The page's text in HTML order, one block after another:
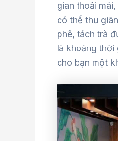
gian thoải
có thể thư
phê, tách trà
là khoảng thời
cho bạn một